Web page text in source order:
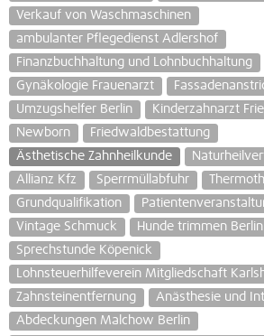
Verkauf von Waschmaschinen
ambulanter Pflegedienst Adlershof
Finanzbuchhaltung und Lohnbuchhaltung
Gynäkologie Frauenarzt
Umzugshelfer Berlin
Kinderzahnarzt
Newborn
Friedwaldbestattung
Ästhetische Zahnheilkunde
Allianz Kfz
Sperrmüllabfuhr
Grundqualifikation
Vintage Schmuck
Hunde trimmen Berlin
Sprechstunde Köpenick
Lohnsteuerhilfeverein Mitgliedschaft
Zahnsteinentfernung
Anästhesie und
Abdeckungen Malchow Berlin